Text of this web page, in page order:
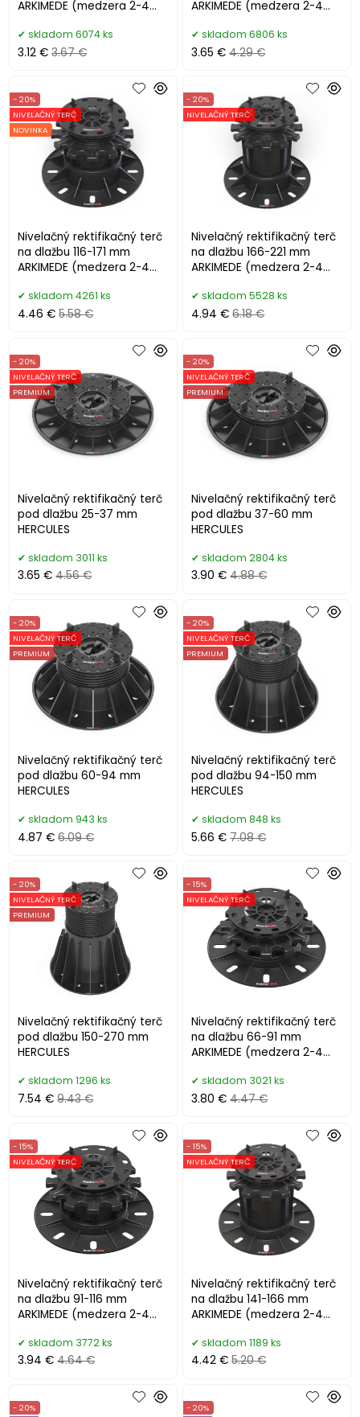
ARKIMEDE (medzera 2-4
skladom 6074 ks
3.12 € 3.67 €
ARKIMEDE (medzera 2-4
skladom 6806 ks
3.65 € 4.29 €
Nivelačný rektifikačný terč
na dlažbu 116-171 mm
ARKIMEDE (medzera 2-4
- 20%
NIVELAČNÝ TERČ
NOVINKA
skladom 4261 ks
4.46 € 5.58 €
Nivelačný rektifikačný terč
na dlažbu 166-221 mm
ARKIMEDE (medzera 2-4
- 20%
NIVELAČNÝ TERČ
skladom 5528 ks
4.94 € 6.18 €
Nivelačný rektifikačný terč
pod dlažbu 25-37 mm
HERCULES
- 20%
NIVELAČNÝ TERČ
PREMIUM
skladom 3011 ks
3.65 € 4.56 €
Nivelačný rektifikačný terč
pod dlažbu 37-60 mm
HERCULES
- 20%
NIVELAČNÝ TERČ
PREMIUM
skladom 2804 ks
3.90 € 4.88 €
Nivelačný rektifikačný terč
pod dlažbu 60-94 mm
HERCULES
- 20%
NIVELAČNÝ TERČ
PREMIUM
skladom 943 ks
4.87 € 6.09 €
Nivelačný rektifikačný terč
pod dlažbu 94-150 mm
HERCULES
- 20%
NIVELAČNÝ TERČ
PREMIUM
skladom 848 ks
5.66 € 7.08 €
Nivelačný rektifikačný terč
pod dlažbu 150-270 mm
HERCULES
- 20%
NIVELAČNÝ TERČ
PREMIUM
skladom 1296 ks
7.54 € 9.43 €
Nivelačný rektifikačný terč
na dlažbu 66-91 mm
ARKIMEDE (medzera 2-4
- 15%
NIVELAČNÝ TERČ
skladom 3021 ks
3.80 € 4.47 €
Nivelačný rektifikačný terč
na dlažbu 91-116 mm
ARKIMEDE (medzera 2-4
- 15%
NIVELAČNÝ TERČ
skladom 3772 ks
3.94 € 4.64 €
Nivelačný rektifikačný terč
na dlažbu 141-166 mm
ARKIMEDE (medzera 2-4
- 15%
NIVELAČNÝ TERČ
skladom 1189 ks
4.42 € 5.20 €
- 20%
- 20%